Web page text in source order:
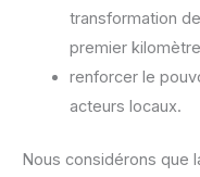
transformation
premier
renforcer le
acteurs locaux.
Nous considérons que